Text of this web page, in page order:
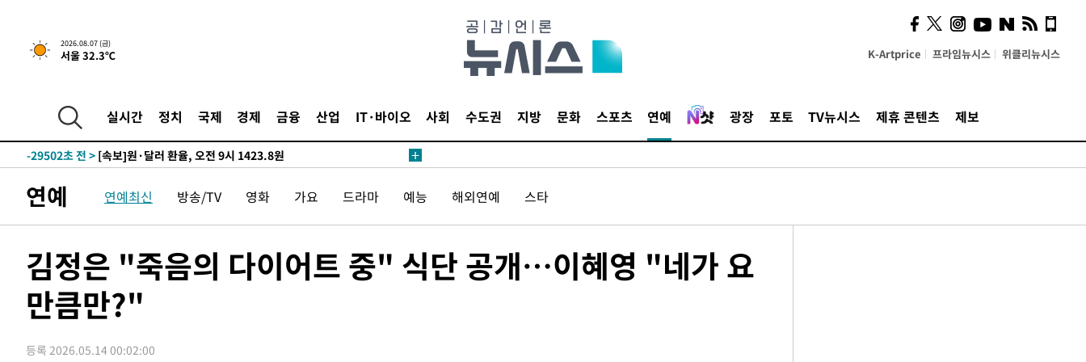
2026.08.07 (금)
서울 32.3℃ K-Artprice 프라임뉴시스 위클리뉴시스
실시간 정치 국제 경제 금융 산업 IT·바이오 사회 수도권 지방 문화 스포츠 연예 광장 포토 TV뉴시스 제휴 콘텐츠 제보
-32159초 전 >[속보]'300억원대 사기 혐의' 차가원 대표 구속 송치
-31353초 전 >"미 전국적 살모네라 식중독 원인은 멕시코산 할라피뇨"-- CDC
-29747초 전 >
[속보]합수본, '투표율 허위 입력' 중앙·서울·경기도 선관위 등 9곳
압수수색
-29502초 전 >
-29298초 전 > [속보]삼성전자·SK하이닉스 동반 강보합…1%대 상승 출발
-29252초 전 >
[속보]코스피, 6300선 재탈환…1.09% 오른 6365.07 개장
-26417초 전 >시리아 다마스쿠스 교외에서 미니버스 폭발.. 14명 부상, 3명은 중
-20679초 전 >이란, 호르무즈서 "적국 목표물들"과 대치로 남부 케슘섬에서 두차
례 큰 폭발음
-19394초 전 >[속보]美, 폴리실리콘 수입 규제…파생제품 15% 관세, 120일 후
발효
-17545초 전 >[속보]트럼프, 美 원정출산 금지 행정명령 서명
연예 연예최신 방송/TV 영화 가요 드라마 예능 해외연예 스타
김정은 "죽음의 다이어트 중" 식단 공개…이혜영 "네가 요
만큼만?"
등록 2026.05.14 00:02:00